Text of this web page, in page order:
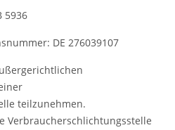
5936
DE 276039107
teilzunehmen.
Verbraucherschlichtungsstelle